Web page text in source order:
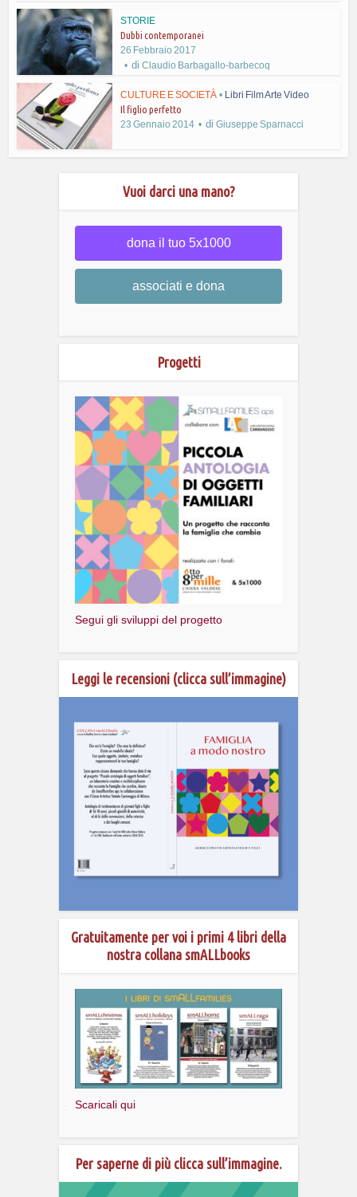
STORIE
Dubbi contemporanei
26 Febbraio 2017
diClaudio Barbagallo-barbecoq
CULTURE E SOCIETÀ • Libri Film Arte Video
Il figlio perfetto
23 Gennaio 2014
diGiuseppe Sparnacci
Vuoi darci una mano?
dona il tuo 5x1000
associati e dona
Progetti
Segui gli sviluppi del progetto
Leggi le recensioni (clicca sull’immagine)
Gratuitamente per voi i primi 4 libri della
nostra collana smALLbooks
Scaricali qui
Per saperne di più clicca sull’immagine.